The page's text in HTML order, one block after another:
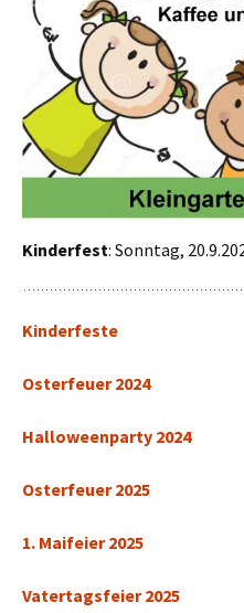
Kinderfest: Sonntag,
Kinderfeste
Osterfeuer 2024
Halloweenparty 2024
Osterfeuer 2025
1. Maifeier 2025
Vatertagsfeier 2025